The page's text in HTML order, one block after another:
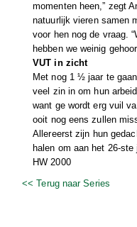
momenten heen,” zegt
natuurlijk vieren samen
voor hen nog de vraag.
hebben we weinig
VUT in zicht
Met nog 1 ½ jaar te
veel zin in om hun
want ge wordt erg vuil
ooit nog eens zullen
Allereerst zijn hun
halen om aan het 26-
HW 2000
<< Terug naar Series